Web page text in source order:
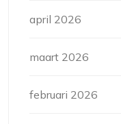
april 2026
maart 2026
februari 2026